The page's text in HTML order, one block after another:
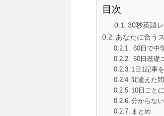
目次
30秒英語
あなたに合う
60日で中
60日基礎
1日1記事
間違えた
10日ごと
分からな
まとめ